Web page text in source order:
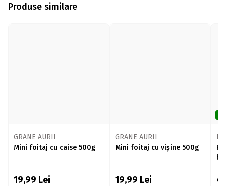
Produse similare
GRANE AURII
Mini foitaj cu caise 500g
19,99 Lei
GRANE AURII
Mini foitaj cu vișine 500g
19,99 Lei